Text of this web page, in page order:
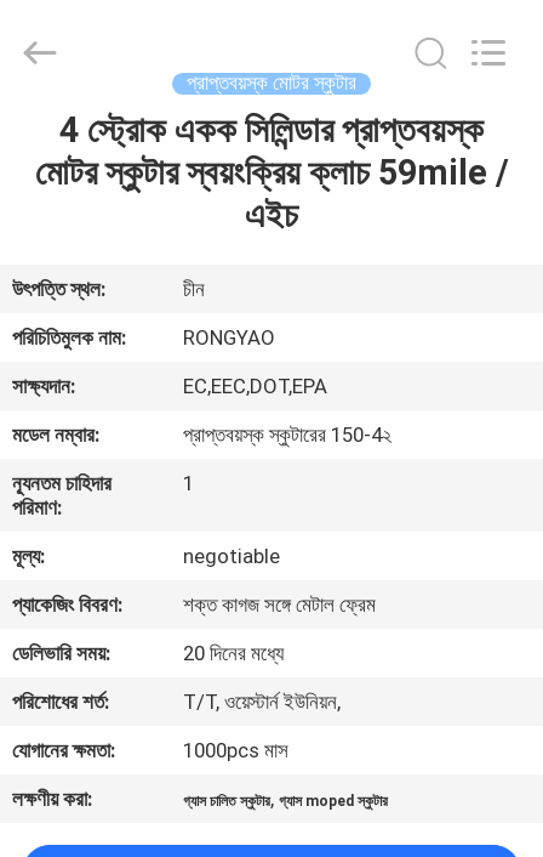
আমাদের
সম্পর্কে
কারখানা
ভ্রমণ
নিয়ন্ত্রণ
যোগাযোগ
করুন
উদ্ধৃতির
জন্য
Vehicle
Co.,Ltd.
প্রাপ্তবয়স্ক মোটর স্কুটার
4 স্ট্রোক একক সিলিন্ডার প্রাপ্তবয়স্ক
মোটর স্কুটার স্বয়ংক্রিয় ক্লাচ 59mile /
এইচ
উৎপত্তি স্থল:
চীন
পরিচিতিমুলক নাম:
RONGYAO
সাক্ষ্যদান:
EC,EEC,DOT,EPA
মডেল নম্বার:
প্রাপ্তবয়স্ক স্কুটারের 150-4২
ন্যূনতম চাহিদার
পরিমাণ:
1
মূল্য:
negotiable
প্যাকেজিং বিবরণ:
শক্ত কাগজ সঙ্গে মেটাল ফ্রেম
ডেলিভারি সময়:
20 দিনের মধ্যে
পরিশোধের শর্ত:
T/T, ওয়েস্টার্ন ইউনিয়ন,
যোগানের ক্ষমতা:
1000pcs মাস
লক্ষণীয় করা:
গ্যাস চালিত স্কুটার,গ্যাস moped স্কুটার